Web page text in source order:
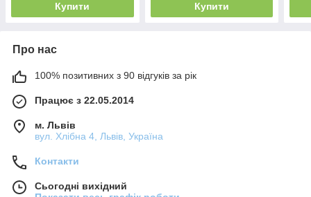
Купити Купити
Про нас
100% позитивних з 90 відгуків за рік
Працює з 22.05.2014
м. Львів
вул. Хлібна 4, Львів, Україна
Контакти
Сьогодні вихідний